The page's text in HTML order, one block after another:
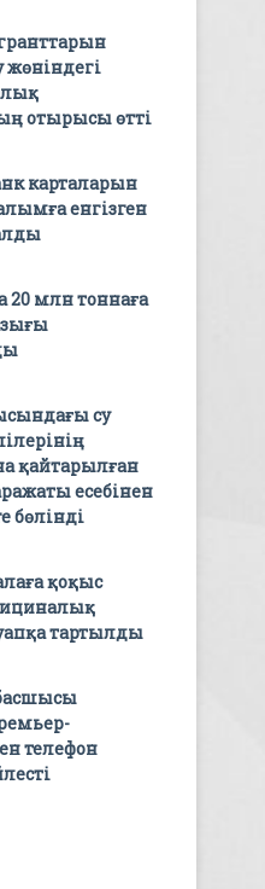
жөніндегі
отырысы өтті
карталарын
енгізген
20 млн тоннаға
су
қайтарылған
есебінен
бөлінді
қоқыс
тартылды
телефон